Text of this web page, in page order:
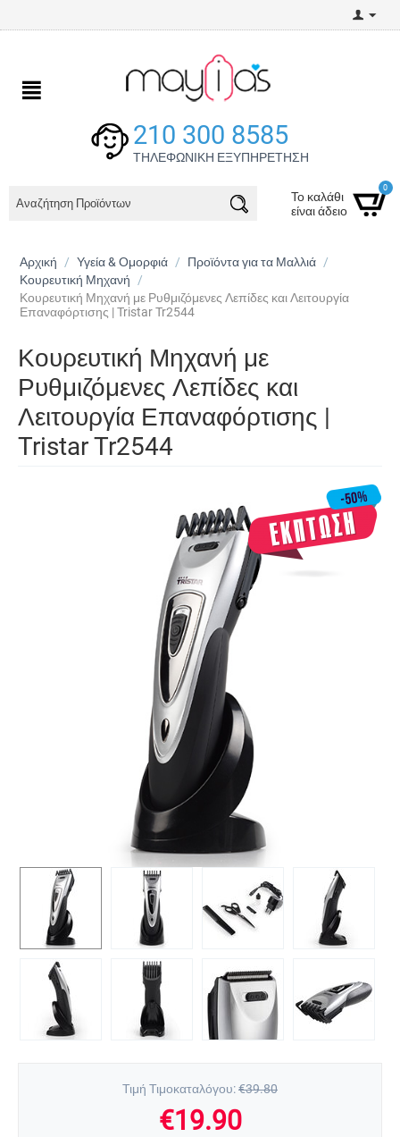
210 300 8585
ΤΗΛΕΦΩΝΙΚΗ ΕΞΥΠΗΡΕΤΗΣΗ
Το καλάθι
είναι άδειο
0
Αρχική / Υγεία & Ομορφιά / Προϊόντα για τα Μαλλιά /
Κουρευτική Μηχανή
/
Κουρευτική Μηχανή με Ρυθμιζόμενες Λεπίδες και Λειτουργία
Επαναφόρτισης | Tristar Tr2544
Κουρευτική Μηχανή με
Ρυθμιζόμενες Λεπίδες και
Λειτουργία Επαναφόρτισης |
Tristar Tr2544
Τιμή Τιμοκαταλόγου:€39.80
€19.90